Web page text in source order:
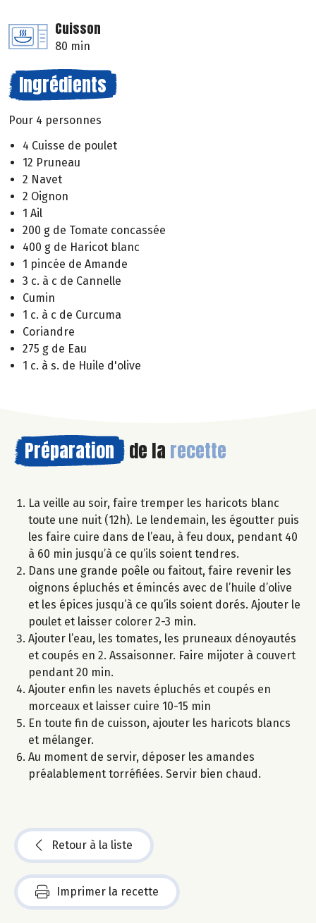
Cuisson
80 min
Ingrédients
Pour 4 personnes
4 Cuisse de poulet
12 Pruneau
2 Navet
2 Oignon
1 Ail
200 g de Tomate concassée
400 g de Haricot blanc
1 pincée de Amande
3 c. à c de Cannelle
Cumin
1 c. à c de Curcuma
Coriandre
275 g de Eau
1 c. à s. de Huile d'olive
Préparation de la recette
La veille au soir, faire tremper les haricots blanc
toute une nuit (12h). Le lendemain, les égoutter puis
les faire cuire dans de l’eau, à feu doux, pendant 40
à 60 min jusqu’à ce qu’ils soient tendres.
Dans une grande poêle ou faitout, faire revenir les
oignons épluchés et émincés avec de l’huile d’olive
et les épices jusqu’à ce qu’ils soient dorés. Ajouter le
poulet et laisser colorer 2-3 min.
Ajouter l’eau, les tomates, les pruneaux dénoyautés
et coupés en 2. Assaisonner. Faire mijoter à couvert
pendant 20 min.
Ajouter enfin les navets épluchés et coupés en
morceaux et laisser cuire 10-15 min
En toute fin de cuisson, ajouter les haricots blancs
et mélanger.
Au moment de servir, déposer les amandes
préalablement torréfiées. Servir bien chaud.
Retour à la liste
Imprimer la recette